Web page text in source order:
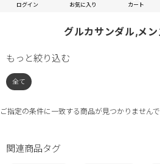
ログイン お気に入り カート
グルカサンダル,メ
もっと絞り込む
全て
ご指定の条件に一致する商品が見つかりませんで
関連商品タグ